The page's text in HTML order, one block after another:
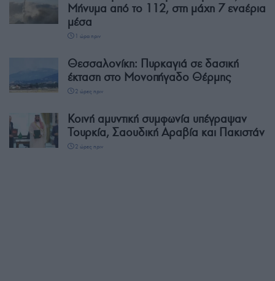
Μήνυμα από το 112, στη μάχη 7 εναέρια
μέσα
1 ώρα πριν
Θεσσαλονίκη: Πυρκαγιά σε δασική
έκταση στο Μονοπήγαδο Θέρμης
2 ώρες πριν
Κοινή αμυντική συμφωνία υπέγραψαν
Τουρκία, Σαουδική Αραβία και Πακιστάν
2 ώρες πριν